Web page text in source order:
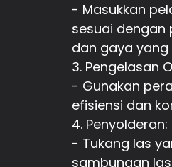
- Masukkan
sesuai dengan
dan gaya
3. Pengelasan
- Gunakan
efisiensi dan
4. Penyolderan:
- Tukang las
sambungan